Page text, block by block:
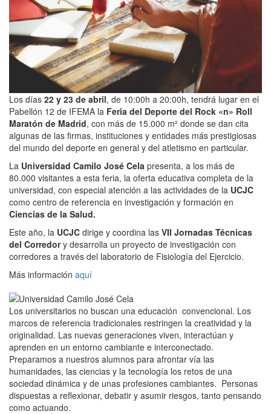
Los días 22 y 23 de abril, de 10:00h a 20:00h, tendrá lugar en el
Pabellón 12 de IFEMA la Feria del Deporte del Rock «n» Roll
Maratón de Madrid, con más de 15.000 m² donde se dan cita
algunas de las firmas, instituciones y entidades más prestigiosas
del mundo del deporte en general y del atletismo en particular.
La Universidad Camilo José Cela presenta, a los más de
80.000 visitantes a esta feria, la oferta educativa completa de la
universidad, con especial atención a las actividades de la UCJC
como centro de referencia en investigación y formación en
Ciencias de la Salud.
Este año, la UCJC dirige y coordina las VII Jornadas Técnicas
del Corredory desarrolla un proyecto de investigación con
corredores a través del laboratorio de Fisiología del Ejercicio.
Más información aquí
Los universitarios no buscan una educación convencional. Los
marcos de referencia tradicionales restringen la creatividad y la
originalidad. Las nuevas generaciones viven, interactúan y
aprenden en un entorno cambiante e interconectado.
Preparamos a nuestros alumnos para afrontar vía las
humanidades, las ciencias y la tecnología los retos de una
sociedad dinámica y de unas profesiones cambiantes. Personas
dispuestas a reflexionar, debatir y asumir riesgos, tanto pensando
como actuando.